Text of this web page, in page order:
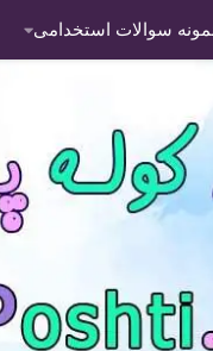
سوالات استخدامی